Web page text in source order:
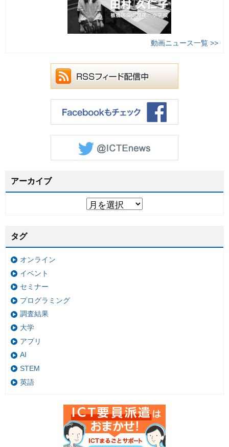
動画ニュース一覧 >>
アーカイブ
タグ
オンライン
イベント
セミナー
プログラミング
調査結果
大学
アプリ
AI
STEM
英語